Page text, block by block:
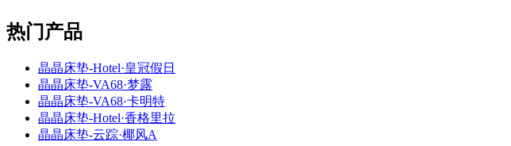
热门产品
晶晶床垫-Hotel·皇冠假日
晶晶床垫-VA68·梦露
晶晶床垫-VA68·卡明特
晶晶床垫-Hotel·香格里拉
晶晶床垫-云踪·椰风A